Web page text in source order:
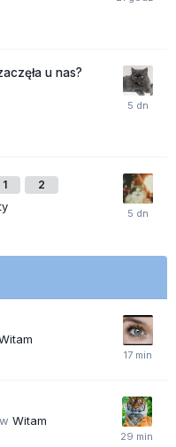
u nas?
1 2
w Witam